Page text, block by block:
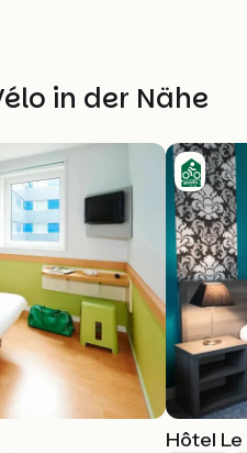
in der Nähe
Hôtel Le